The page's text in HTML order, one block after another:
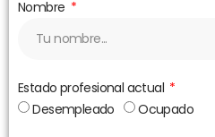
Nombre
Estado profesional actual
Desempleado
Ocupado